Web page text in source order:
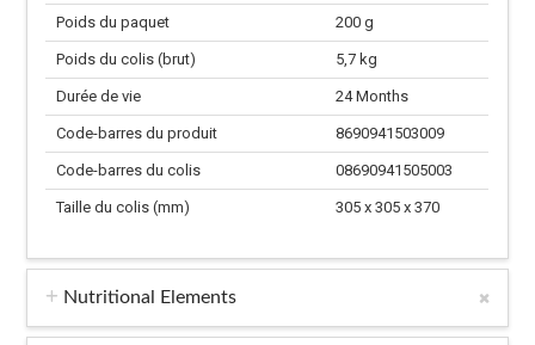
Poids du paquet 200 g
Poids du colis (brut) 5,7 kg
Durée de vie 24 Months
Code-barres du produit 8690941503009
Code-barres du colis 08690941505003
Taille du colis (mm) 305 x 305 x 370
Nutritional Elements